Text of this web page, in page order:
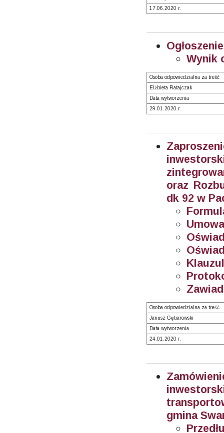
17.06.2020 r.
Wynik
Osoba odpowiedzialna za treść
Elżbieta Ratajczak
Data wytworzenia
29.01.2020 r.
oraz
dk 92 w
Osoba odpowiedzialna za treść
Janusz Gębarowski
Data wytworzenia
24.01.2020 r.
gmina